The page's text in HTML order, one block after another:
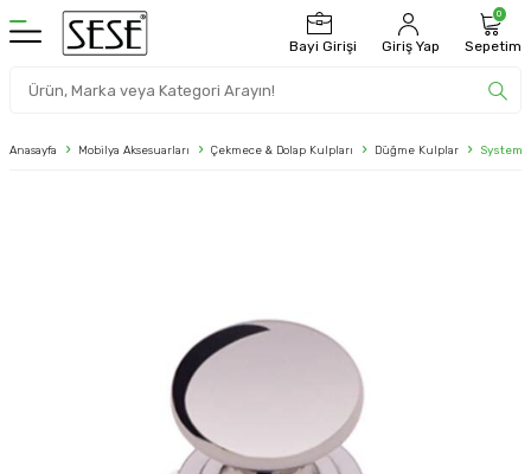
Bayi Girişi Giriş Yap
0
Sepetim
Anasayfa Mobilya Aksesuarları Çekmece & Dolap Kulpları Düğme Kulplar System